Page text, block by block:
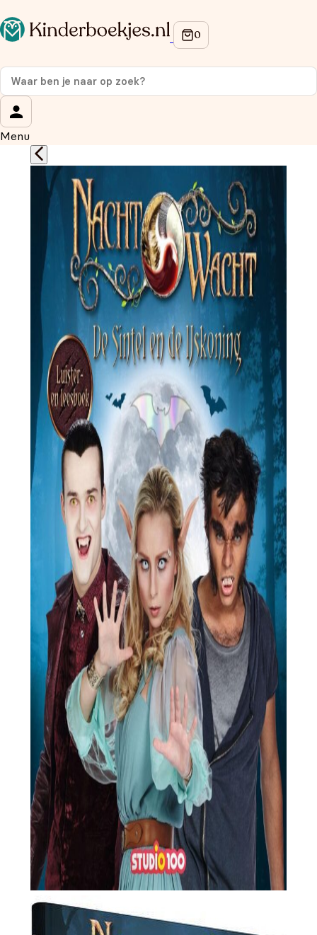
Menu
Op de hoogte blijven van onze acties?
Meld je aan voor onze nieuwsbrief en ontvang
korting
Wat is je voornaam?
Wat is je e-mailadres?*
Aanmelden
We gebruiken je gegevens om contact op te nemen, in
overeenstemming met onsprivacybeleid.